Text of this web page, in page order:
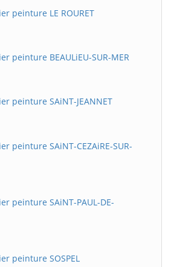
peinture LE ROURET
peinture BEAULiEU-SUR-MER
peinture SAiNT-JEANNET
peinture SAiNT-CEZAiRE-SUR-
peinture SAiNT-PAUL-DE-
peinture SOSPEL